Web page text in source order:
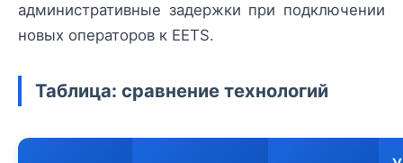
административные задержки при подключении
новых операторов к EETS.
Таблица: сравнение технологий